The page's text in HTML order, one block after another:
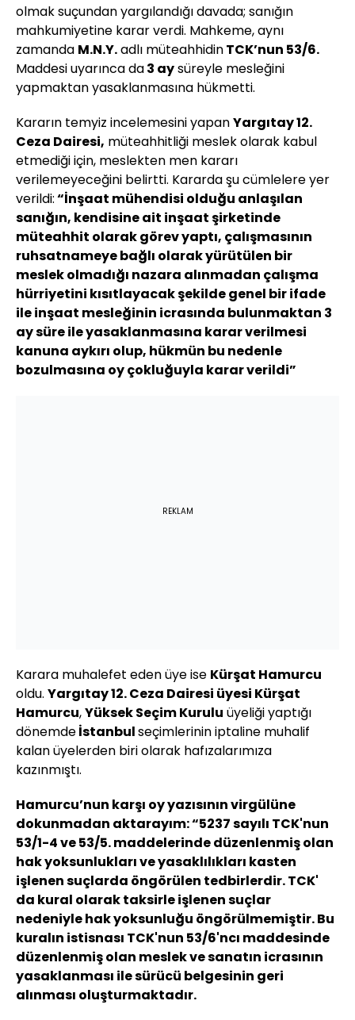
olmak suçundan yargılandığı davada; sanığın
mahkumiyetine karar verdi. Mahkeme, aynı
zamanda M.N.Y.adlı müteahhidinTCK’nun 53/6.
Maddesi uyarınca da3 aysüreyle mesleğini
yapmaktan yasaklanmasına hükmetti.
Kararın temyiz incelemesini yapanYargıtay 12.
Ceza Dairesi, müteahhitliği meslek olarak kabul
etmediği için, meslekten men kararı
verilemeyeceğini belirtti. Kararda şu cümlelere yer
verildi:“İnşaat mühendisi olduğu anlaşılan
sanığın, kendisine ait inşaat şirketinde
müteahhit olarak görev yaptı, çalışmasının
ruhsatnameye bağlı olarak yürütülen bir
meslek olmadığı nazara alınmadan çalışma
hürriyetini kısıtlayacak şekilde genel bir ifade
ile inşaat mesleğinin icrasında bulunmaktan 3
ay süre ile yasaklanmasına karar verilmesi
kanuna aykırı olup, hükmün bu nedenle
bozulmasına oy çokluğuyla karar verildi”
REKLAM
Karara muhalefet eden üye ise Kürşat Hamurcu
oldu. Yargıtay 12. Ceza Dairesi üyesi Kürşat
Hamurcu,Yüksek Seçim Kurulu üyeliği yaptığı
dönemdeİstanbulseçimlerinin iptaline muhalif
kalan üyelerden biri olarak hafızalarımıza
kazınmıştı.
Hamurcu’nun karşı oy yazısının virgülüne
dokunmadan aktarayım: “5237 sayılı TCK'nun
53/1-4 ve 53/5. maddelerinde düzenlenmiş olan
hak yoksunlukları ve yasaklılıkları kasten
işlenen suçlarda öngörülen tedbirlerdir. TCK'
da kural olarak taksirle işlenen suçlar
nedeniyle hak yoksunluğu öngörülmemiştir. Bu
kuralın istisnası TCK'nun 53/6'ncı maddesinde
düzenlenmiş olan meslek ve sanatın icrasının
yasaklanması ile sürücü belgesinin geri
alınması oluşturmaktadır.